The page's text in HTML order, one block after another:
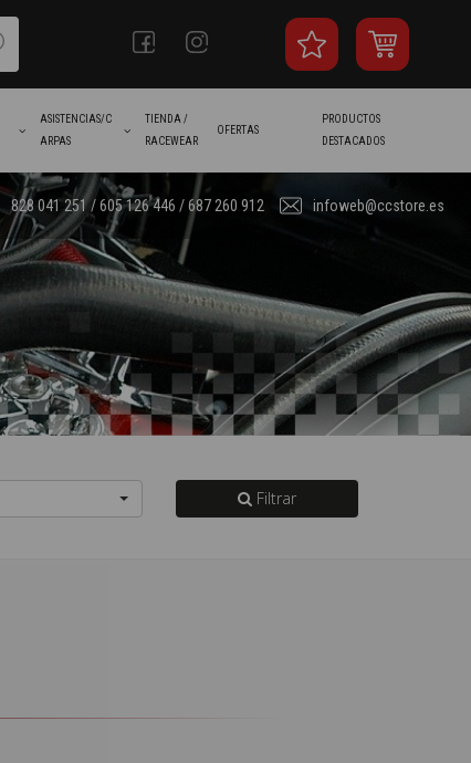
ASISTENCIAS/C
ARPAS
TIENDA /
RACEWEAR
OFERTAS
PRODUCTOS
DESTACADOS
828 041 251 / 605 126 446 / 687 260 912 infoweb@ccstore.es
Filtrar